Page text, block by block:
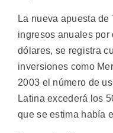
La nueva apuesta
ingresos anuales
dólares, se registra
inversiones como
2003 el número de
Latina excederá los
que se estima había